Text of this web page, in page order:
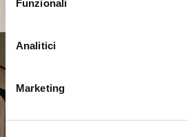
Funzionali
Analitici
Marketing